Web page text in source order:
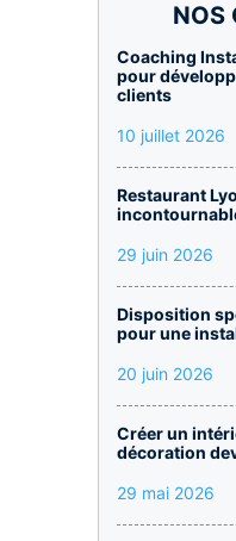
NOS
Coaching
pour
clients
10 juillet 2026
Restaurant
29 juin 2026
Disposition
pour une
20 juin 2026
Créer un
décoration
29 mai 2026